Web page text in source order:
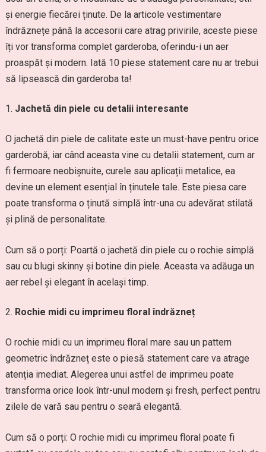
și energie fiecărei ținute. De la articole vestimentare
îndrăznețe până la accesorii care atrag privirile, aceste piese
îți vor transforma complet garderoba, oferindu-i un aer
proaspăt și modern. Iată 10 piese statement care nu ar trebui
să lipsească din garderoba ta!
Jachetă din piele cu detalii interesante
O jachetă din piele de calitate este un must-have pentru orice
garderobă, iar când aceasta vine cu detalii statement, cum ar
fi fermoare neobișnuite, curele sau aplicații metalice, ea
devine un element esențial în ținutele tale. Este piesa care
poate transforma o ținută simplă într-una cu adevărat stilată
și plină de personalitate.
Cum să o porți: Poartă o jachetă din piele cu o rochie simplă
sau cu blugi skinny și botine din piele. Aceasta va adăuga un
aer rebel și elegant în același timp.
Rochie midi cu imprimeu floral îndrăzneț
O rochie midi cu un imprimeu floral mare sau un pattern
geometric îndrăzneț este o piesă statement care va atrage
atenția imediat. Alegerea unui astfel de imprimeu poate
transforma orice look într-unul modern și fresh, perfect pentru
zilele de vară sau pentru o seară elegantă.
Cum să o porți: O rochie midi cu imprimeu floral poate fi